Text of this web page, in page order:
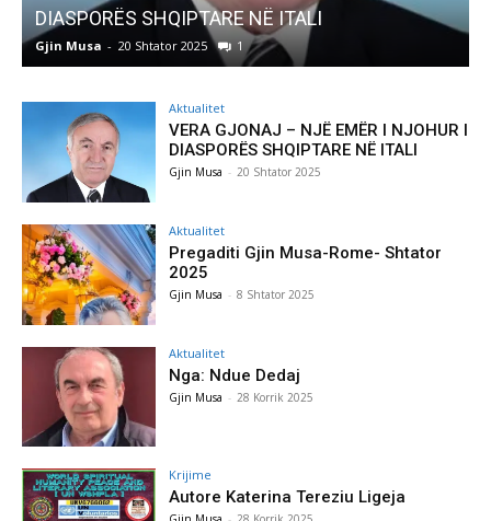
Pregaditi Gjin Musa-Rome- Shtator 2025
Gjin Musa - 8 Shtator 2025
Aktualitet
VERA GJONAJ – NJË EMËR I NJOHUR I
DIASPORËS SHQIPTARE NË ITALI
Gjin Musa - 20 Shtator 2025
Aktualitet
Pregaditi Gjin Musa-Rome- Shtator
2025
Gjin Musa - 8 Shtator 2025
Aktualitet
Nga: Ndue Dedaj
Gjin Musa - 28 Korrik 2025
Krijime
Autore Katerina Tereziu Ligeja